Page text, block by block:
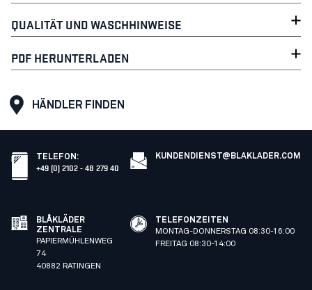
QUALITÄT UND WASCHHINWEISE
PDF HERUNTERLADEN
HÄNDLER FINDEN
TELEFON :
+49 (0) 2102 - 48 279 40
KUNDENDIENST@BLAKLADER.COM
BLÅKLÄDER
ZENTRALE
PAPIERMÜHLENWEG
74
40882 RATINGEN
TELEFONZEITEN
MONTAG-DONNERSTAG 08:30-16:00
FREITAG 08:30-14:00